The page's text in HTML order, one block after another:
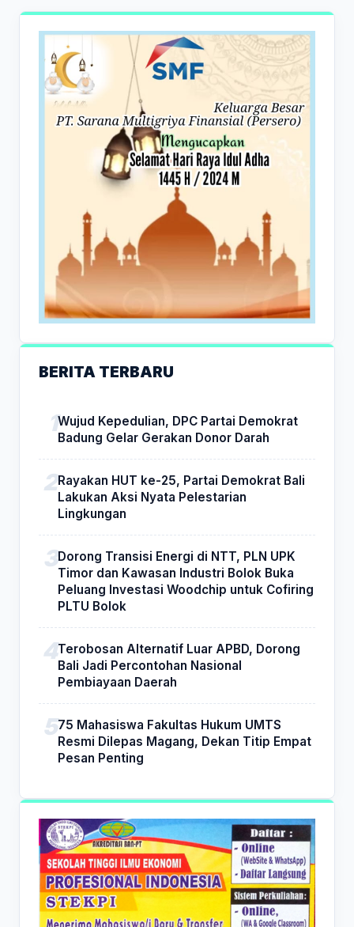
BERITA TERBARU
Wujud Kepedulian, DPC Partai Demokrat
Badung Gelar Gerakan Donor Darah
Rayakan HUT ke-25, Partai Demokrat Bali
Lakukan Aksi Nyata Pelestarian
Lingkungan
Dorong Transisi Energi di NTT, PLN UPK
Timor dan Kawasan Industri Bolok Buka
Peluang Investasi Woodchip untuk Cofiring
PLTU Bolok
Terobosan Alternatif Luar APBD, Dorong
Bali Jadi Percontohan Nasional
Pembiayaan Daerah
75 Mahasiswa Fakultas Hukum UMTS
Resmi Dilepas Magang, Dekan Titip Empat
Pesan Penting